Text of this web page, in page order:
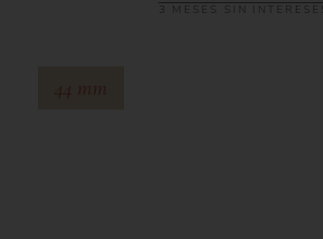
3 MESES SIN INTERESES
44 mm